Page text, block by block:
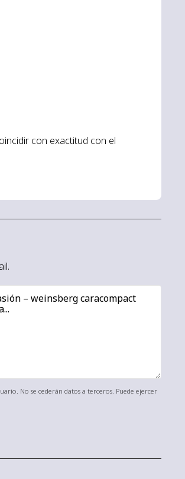
con exactitud con el
No se cederán datos a terceros. Puede ejercer